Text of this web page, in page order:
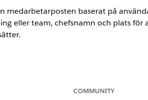
medarbetarposten baserat på
eller team, chefsnamn och plats för
med tilläggslicensen AI Agents for
COMMUNITY